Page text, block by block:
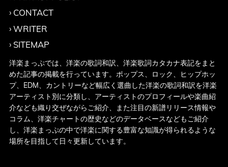
CONTACT
WRITER
SITEMAP
洋楽まっぷでは、洋楽の歌詞和訳、洋楽歌詞カタカナ表記をまと
めた記事の掲載を行っています。ポップス、ロック、ヒップホッ
プ、EDM、カントリーなど幅広く選曲した洋楽の歌詞和訳を洋楽
アーティスト別に分類し、アーティストのプロフィールや楽曲紹
介なども織り交ぜながらご紹介、また注目の新譜リリース情報や
コラム、洋楽チャートの歴史などのデータベースなどもご紹介
し、洋楽まっぷの中で洋楽に関する豊富な知識が得られるような
場所を目指して日々更新しています。